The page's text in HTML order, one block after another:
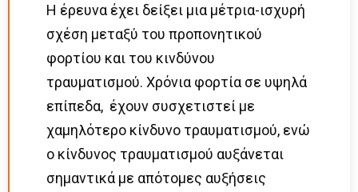
Η έρευνα έχει δείξει μια μέτρια-ισχυρή
σχέση μεταξύ του προπονητικού
φορτίου και του κινδύνου
τραυματισμού. Χρόνια φορτία σε υψηλά
επίπεδα, έχουν συσχετιστεί με
χαμηλότερο κίνδυνο τραυματισμού, ενώ
ο κίνδυνος τραυματισμού αυξάνεται
σημαντικά με απότομες αυξήσεις